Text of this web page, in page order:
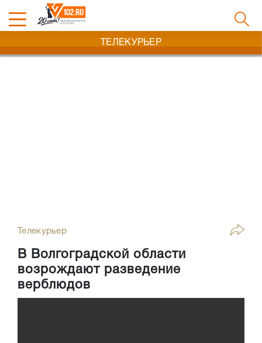
ТЕЛЕКУРЬЕР
Телекурьер
В Волгоградской области
возрождают разведение
верблюдов